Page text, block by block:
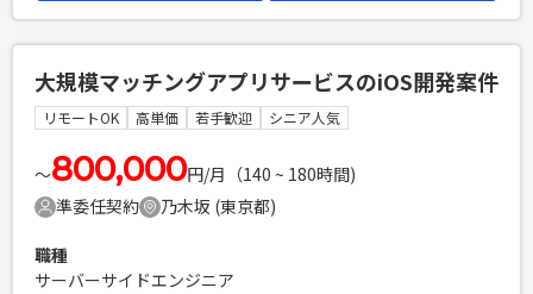
必須スキル
・Djangoを使用した開発
Laravelを用いた開発経験1年以上
エンジニア複数人のチームでの開発経験
大規模マッチングアプリサービスのiOS開発案件
リモートOK 高単価 若手歓迎 シニア人気
〜800,000円/月（140 ~ 180時間)
準委任契約
乃木坂 (東京都)
職種
サーバーサイドエンジニア